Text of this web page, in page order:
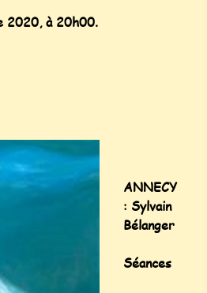
2020, à 20h00.
ANNECY
: Sylvain
Bélanger
Séances